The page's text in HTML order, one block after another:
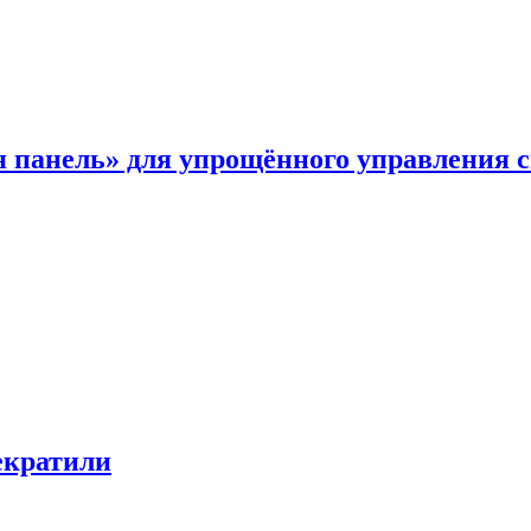
для упрощённого управления